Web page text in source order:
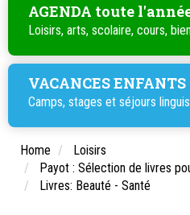
AGENDA toute
Loisirs, arts, scolaire, cours,
VACANCES ENFANTS
Camps, stages et séjours
Home
Loisirs
Payot : Sélection de livres
Livres: Beauté - Santé